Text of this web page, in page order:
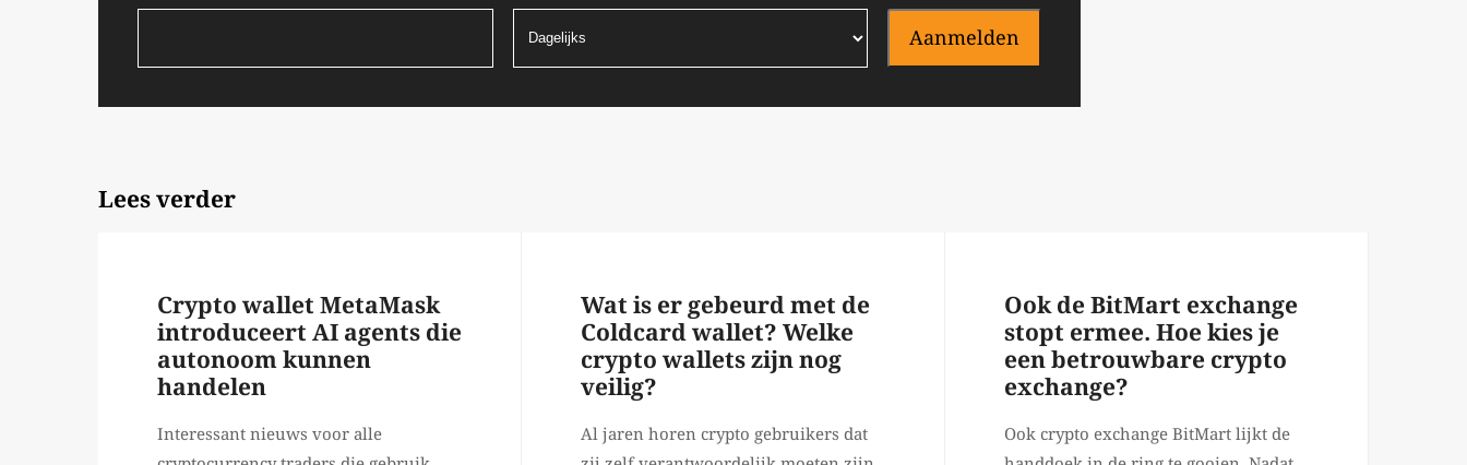
Aanmelden
Lees verder
Crypto wallet MetaMask
introduceert AI agents die
autonoom kunnen
handelen
Interessant nieuws voor alle
Wat is er gebeurd met de
Coldcard wallet? Welke
crypto wallets zijn nog
veilig?
Al jaren horen crypto gebruikers dat
Ook de BitMart exchange
stopt ermee. Hoe kies je
een betrouwbare crypto
exchange?
Ook crypto exchange BitMart lijkt de